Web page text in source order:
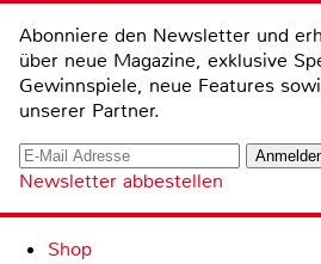
Abonniere den Newsletter und
über neue Magazine, exklusive
Gewinnspiele, neue Features
unserer Partner.
Newsletter abbestellen
Shop